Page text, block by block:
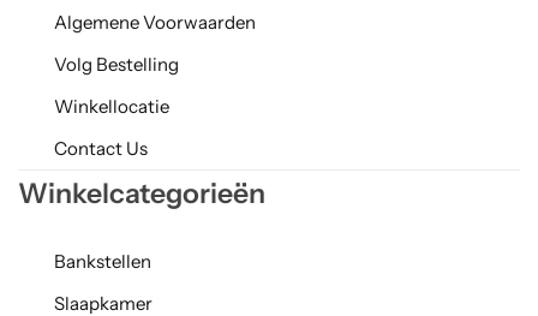
Algemene Voorwaarden
Volg Bestelling
Winkellocatie
Contact Us
Winkelcategorieën
Bankstellen
Slaapkamer